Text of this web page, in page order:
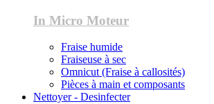
In Micro Moteur
Fraise humide
Fraiseuse à sec
Omnicut (Fraise à callosités)
Pièces à main et composants
Nettoyer - Desinfecter